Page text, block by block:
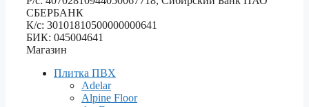
СБЕРБАНК
К/с: 30101810500000000641
БИК: 045004641
Магазин
Плитка ПВХ
Adelar
Alpine Floor